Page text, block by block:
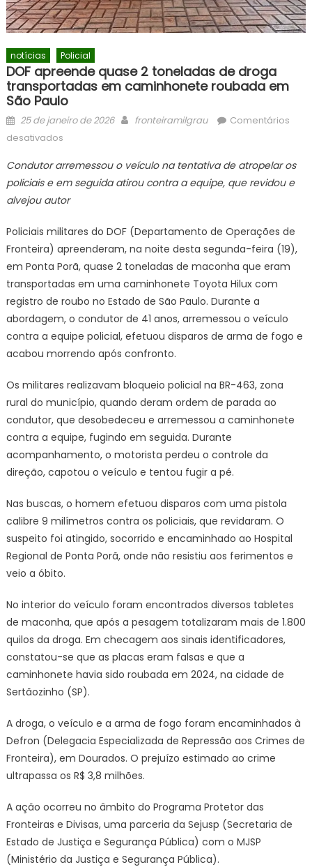
notícias Policial
DOF apreende quase 2 toneladas de droga
transportadas em caminhonete roubada em
São Paulo
Posted
on
25 de janeiro de 2026 Author
fronteiramilgrau
Comentários
desativadosem
apreende
quase
2
de
droga
transportadas
em
caminhonete
roubada
São
Paulo
Condutor arremessou o veículo na tentativa de atropelar os
policiais e em seguida atirou contra a equipe, que revidou e
alvejou autor
Policiais militares do DOF (Departamento de Operações de
Fronteira) apreenderam, na noite desta segunda-feira (19),
em Ponta Porã, quase 2 toneladas de maconha que eram
transportadas em uma caminhonete Toyota Hilux com
registro de roubo no Estado de São Paulo. Durante a
abordagem, o condutor de 41 anos, arremessou o veículo
contra a equipe policial, efetuou disparos de arma de fogo e
acabou morrendo após confronto.
Os militares realizavam bloqueio policial na BR-463, zona
rural do município, quando deram ordem de parada ao
condutor, que desobedeceu e arremessou a caminhonete
contra a equipe, fugindo em seguida. Durante
acompanhamento, o motorista perdeu o controle da
direção, capotou o veículo e tentou fugir a pé.
Nas buscas, o homem efetuou disparos com uma pistola
calibre 9 milímetros contra os policiais, que revidaram. O
suspeito foi atingido, socorrido e encaminhado ao Hospital
Regional de Ponta Porã, onde não resistiu aos ferimentos e
veio a óbito.
No interior do veículo foram encontrados diversos tabletes
de maconha, que após a pesagem totalizaram mais de 1.800
quilos da droga. Em checagem aos sinais identificadores,
constatou-se que as placas eram falsas e que a
caminhonete havia sido roubada em 2024, na cidade de
Sertãozinho (SP).
A droga, o veículo e a arma de fogo foram encaminhados à
Defron (Delegacia Especializada de Repressão aos Crimes de
Fronteira), em Dourados. O prejuízo estimado ao crime
ultrapassa os R$ 3,8 milhões.
A ação ocorreu no âmbito do Programa Protetor das
Fronteiras e Divisas, uma parceria da Sejusp (Secretaria de
Estado de Justiça e Segurança Pública) com o MJSP
(Ministério da Justiça e Segurança Pública).